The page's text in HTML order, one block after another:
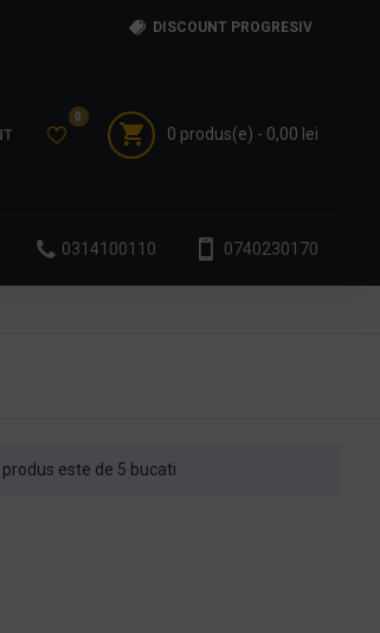
DISCOUNT PROGRESIV
0
0 produs(e) - 0,00 lei
0314100110 0740230170
este de 5 bucati